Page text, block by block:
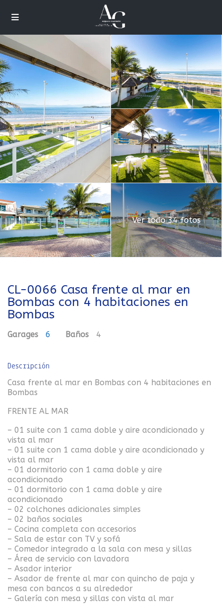
Ver todo 34 fotos
CL-0066 Casa frente al mar en
Bombas con 4 habitaciones en
Bombas
Garages 6 Baños 4
Descripción
Casa frente al mar en Bombas con 4 habitaciones en
Bombas
FRENTE AL MAR
– 01 suite con 1 cama doble y aire acondicionado y
vista al mar
– 01 suite con 1 cama doble y aire acondicionado y
vista al mar
– 01 dormitorio con 1 cama doble y aire
acondicionado
– 01 dormitorio con 1 cama doble y aire
acondicionado
– 02 colchones adicionales simples
– 02 baños sociales
– Cocina completa con accesorios
– Sala de estar con TV y sofá
– Comedor integrado a la sala con mesa y sillas
– Área de servicio con lavadora
– Asador interior
– Asador de frente al mar con quincho de paja y
mesa con bancos a su alrededor
– Galería con mesa y sillas con vista al mar